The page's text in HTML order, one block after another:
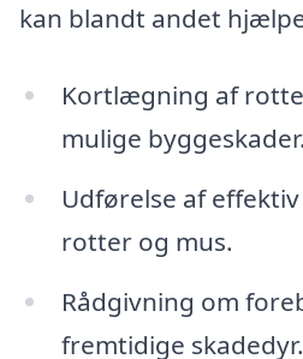
kan blandt andet
Kortlægning af
mulige byggeskader.
Udførelse af
rotter og mus.
Rådgivning om
fremtidige skadedyr.